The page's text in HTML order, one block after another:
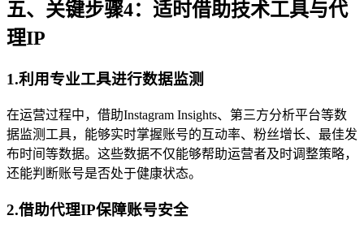
五、关键步骤4：适时借助技术工具与代
理IP
1.利用专业工具进行数据监测
在运营过程中，借助Instagram Insights、第三方分析平台等数
据监测工具，能够实时掌握账号的互动率、粉丝增长、最佳发
布时间等数据。这些数据不仅能够帮助运营者及时调整策略，
还能判断账号是否处于健康状态。
2.借助代理IP保障账号安全